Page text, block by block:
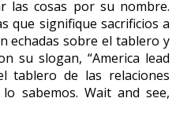
las cosas por su nombre.
que signifique sacrificios a
echadas sobre el tablero y
su slogan, “America lead
tablero de las relaciones
sabemos. Wait and see,